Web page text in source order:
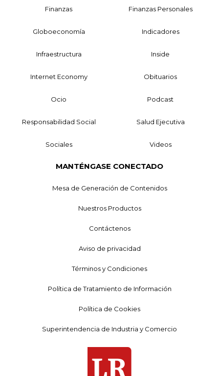
Finanzas Finanzas Personales
Globoeconomía Indicadores
Infraestructura Inside
Internet Economy Obituarios
Ocio Podcast
Responsabilidad Social Salud Ejecutiva
Sociales Videos
MANTÉNGASE CONECTADO
Mesa de Generación de Contenidos
Nuestros Productos
Contáctenos
Aviso de privacidad
Términos y Condiciones
Política de Tratamiento de Información
Política de Cookies
Superintendencia de Industria y Comercio